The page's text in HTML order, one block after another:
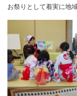
お祭りとして着実に地